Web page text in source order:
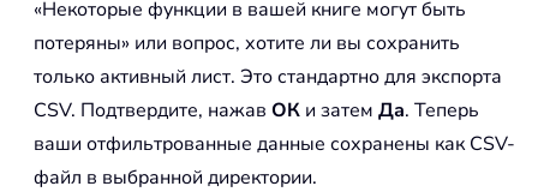
«Некоторые функции в вашей книге могут быть
потеряны» или вопрос, хотите ли вы сохранить
только активный лист. Это стандартно для экспорта
CSV. Подтвердите, нажав ОК и затем Да. Теперь
ваши отфильтрованные данные сохранены как CSV-
файл в выбранной директории.